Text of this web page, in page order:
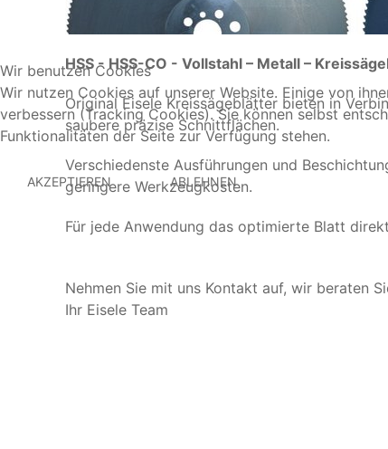
HSS - HSS-CO - Vollstahl – Metall –
Original Eisele Kreissägeblätter bieten in
saubere präzise Schnittflächen.
Verschiedenste Ausführungen und
geringere Werkzeugkosten.
Für jede Anwendung das optimierte Blatt
Nehmen Sie mit uns Kontakt auf, wir beraten
Ihr Eisele Team
Wir benutzen Cookies
Wir nutzen Cookies auf unserer Website. Einige von
verbessern (Tracking Cookies). Sie können selbst
Funktionalitäten der Seite zur Verfügung stehen.
AKZEPTIEREN ABLEHNEN